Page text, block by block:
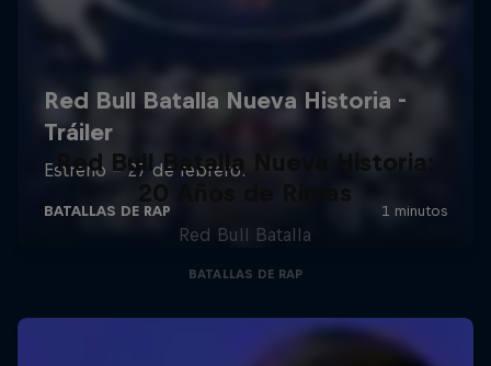
Red Bull Batalla Nueva Historia:
20 Años de Rimas
Red Bull Batalla
BATALLAS DE RAP